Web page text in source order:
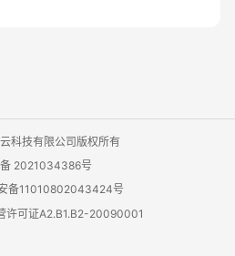
科技有限公司版权所有
2021034386号
备11010802043424号
许可证A2.B1.B2-20090001